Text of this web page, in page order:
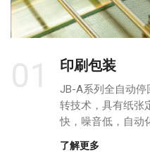
印刷包装
JB-A系列全自动停
转技术，具有纸张
快，噪音低，自动
了解更多